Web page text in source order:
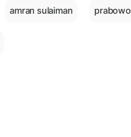
amran sulaiman